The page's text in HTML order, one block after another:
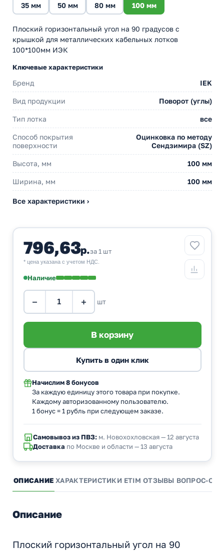
35 мм 50 мм 80 мм 100 мм
Плоский горизонтальный угол на 90 градусов с
крышкой для металлических кабельных лотков
100*100мм ИЭК
Ключевые характеристики
Бренд IEK
Вид продукции Поворот (углы)
Тип лотка все
Способ покрытия
поверхности
Оцинковка по методу
Сендзимира (SZ)
Высота, мм 100 мм
Ширина, мм 100 мм
Все характеристики ›
796,63р.за 1 шт
* цена указана с учетом НДС.
Наличие
− + шт
Начислим 8 бонусов
За каждую единицу этого товара при покупке.
Каждому авторизованному пользователю.
1 бонус = 1 рубль при следующем заказе.
Самовывоз из ПВЗ:м. Новохохловская — 12 августа
Доставка по Москве и области — 13 августа
ОПИСАНИЕ ХАРАКТЕРИСТИКИ ETIM ОТЗЫВЫ ВОПРОС-
Описание
Плоский горизонтальный угол на 90